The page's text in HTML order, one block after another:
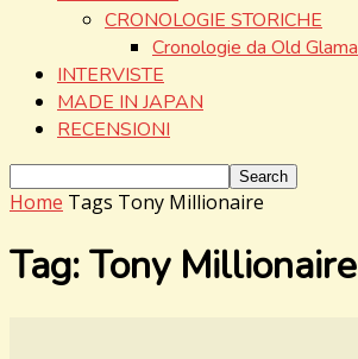
CRONOLOGIE STORICHE
Cronologie da Old Glama
INTERVISTE
MADE IN JAPAN
RECENSIONI
Home Tags Tony Millionaire
Tag: Tony Millionaire